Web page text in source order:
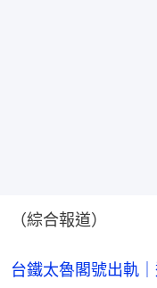
（綜合報道）
台鐵太魯閣號出軌